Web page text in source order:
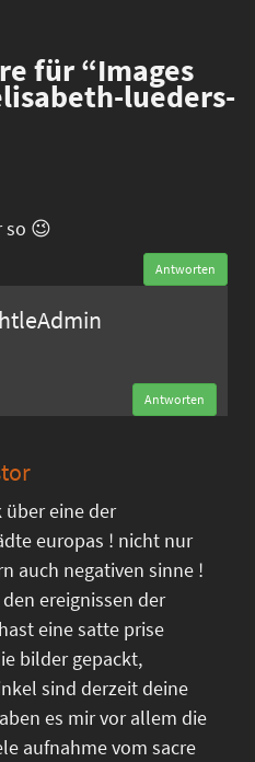
für “Images
lueders-
so 😉
Antworten
Antworten
eine der
europas ! nicht nur
auch negativen sinne !
ereignissen der
eine satte prise
bilder gepackt,
sind derzeit deine
es mir vor allem die
aufnahme vom sacre